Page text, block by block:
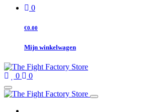
0
€0.00
Mijn winkelwagen
0 0